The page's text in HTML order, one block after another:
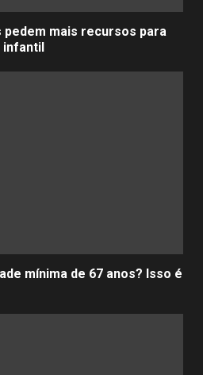
pedem mais recursos para
mínima de 67 anos? Isso é